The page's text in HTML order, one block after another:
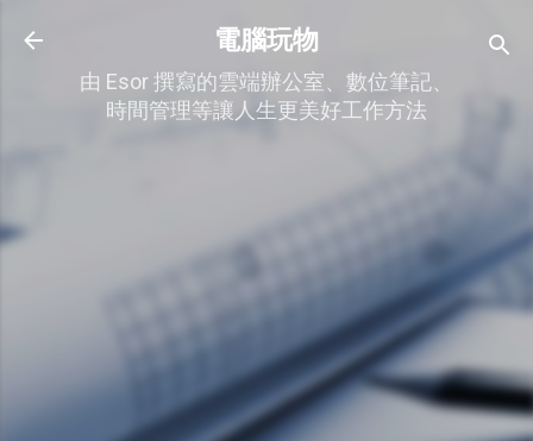
跳到主要內容
電腦玩物
由 Esor 撰寫的雲端辦公室、數位筆記、
時間管理等讓人生更美好工作方法